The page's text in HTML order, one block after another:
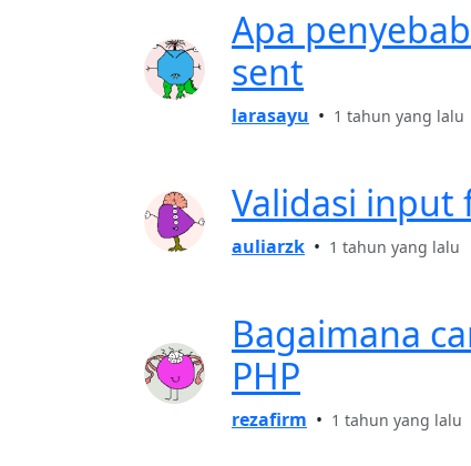
Apa
sent
larasayu • 1 tahun yang lalu
Validasi input
auliarzk • 1 tahun yang lalu
Bagaimana
PHP
rezafirm • 1 tahun yang lalu